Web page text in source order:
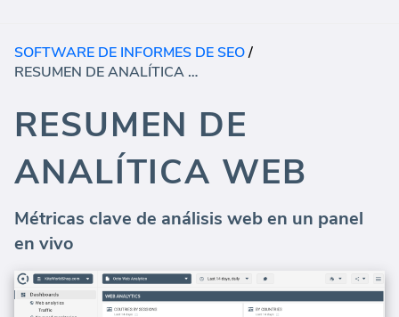
SOFTWARE DE INFORMES DE SEO/
RESUMEN DE ANALÍTICA WEB
RESUMEN DE
ANALÍTICA WEB
Métricas clave de análisis web en un panel
en vivo